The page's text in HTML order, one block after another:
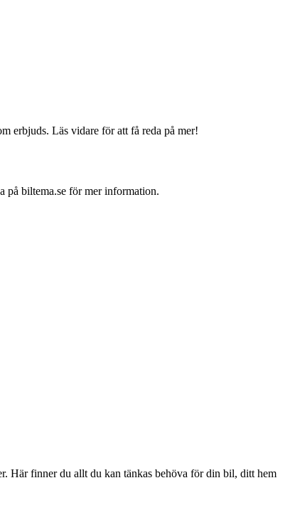
erbjuds. Läs vidare för att få reda på mer!
på biltema.se för mer information.
Här finner du allt du kan tänkas behöva för din bil, ditt hem